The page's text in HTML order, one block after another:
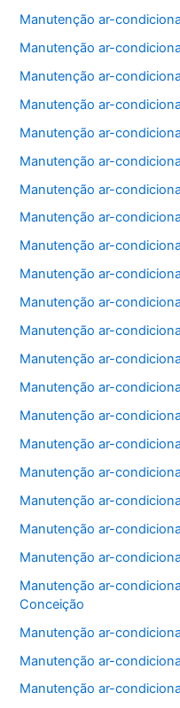
Manutenção ar-
Manutenção ar-
Manutenção ar-
Manutenção ar-
Manutenção ar-
Manutenção ar-
Manutenção ar-
Manutenção ar-
Manutenção ar-
Manutenção ar-
Manutenção ar-
Manutenção ar-
Manutenção ar-
Manutenção ar-
Manutenção ar-
Manutenção ar-
Manutenção ar-
Manutenção ar-
Manutenção ar-
Manutenção ar-
Manutenção ar-
Conceição
Manutenção ar-
Manutenção ar-
Manutenção ar-